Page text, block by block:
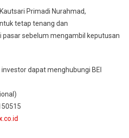
Primadi Nurahmad,
tetap tenang dan
sebelum mengambil keputusan
dapat menghubungi BEI